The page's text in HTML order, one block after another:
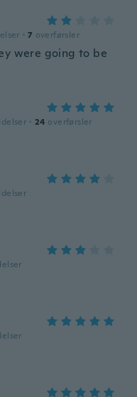
· 7 overførsler
were going to be
· 24 overførsler